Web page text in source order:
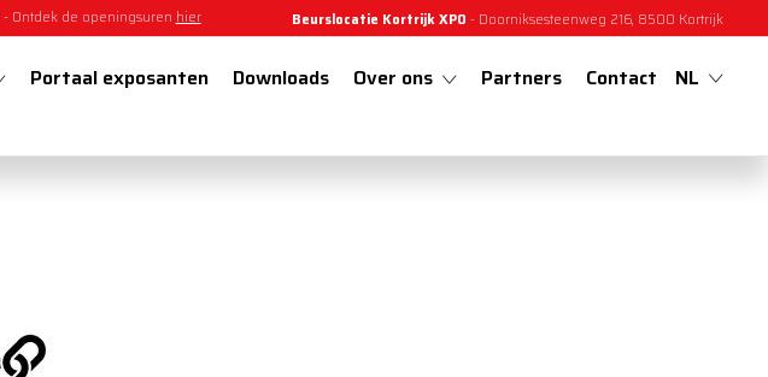
- Ontdek de openingsuren hier Beurslocatie Kortrijk XPO - Doorniksesteenweg 216, 8500 Kortrijk
Portaal exposanten Downloads Over ons Partners Contact NL